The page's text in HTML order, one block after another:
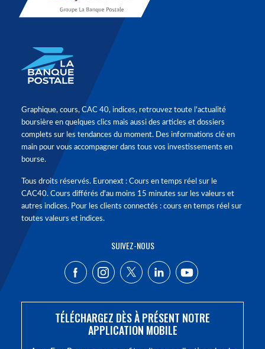
Graphique, cours, CAC 40, indices, retrouvez toute l'actualité
boursière en quelques clics mais aussi des articles et dossiers
complets sur les tendances du moment. Des informations clé en
main pour vous accompagner dans tous vos investissements en
bourse.
Tous droits réservés. Euronext : Cours en temps réel sur le
CAC40. Cours différés d'au moins 15 minutes sur les valeurs et
autres indices. Pour les clients connectés : cours en temps réel sur
toutes valeurs et indices.
SUIVEZ-NOUS
TÉLÉCHARGEZ DÈS À PRÉSENT NOTRE
APPLICATION MOBILE